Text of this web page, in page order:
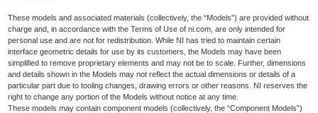
These models and associated materials (collectively, the “Models”) are provided without
charge and, in accordance with the Terms of Use of ni.com, are only intended for
personal use and are not for redistribution. While NI has tried to maintain certain
interface geometric details for use by its customers, the Models may have been
simplified to remove proprietary elements and may not be to scale. Further, dimensions
and details shown in the Models may not reflect the actual dimensions or details of a
particular part due to tooling changes, drawing errors or other reasons. NI reserves the
right to change any portion of the Models without notice at any time.
These models may contain component models (collectively, the “Component Models”)